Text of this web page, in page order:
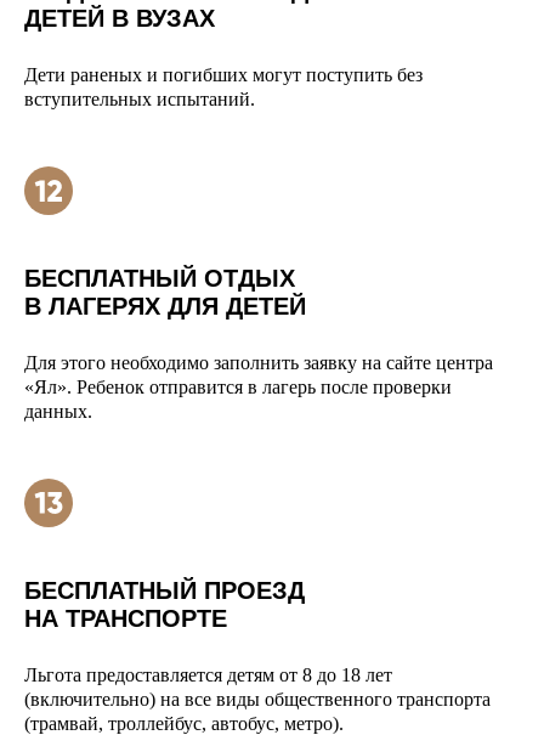
ДЕТЕЙ В ВУЗАХ
Дети раненых и погибших могут поступить без
вступительных испытаний.
БЕСПЛАТНЫЙ ОТДЫХ
В ЛАГЕРЯХ ДЛЯ ДЕТЕЙ
Для этого необходимо заполнить заявку на сайте центра
«Ял». Ребенок отправится в лагерь после проверки
данных.
БЕСПЛАТНЫЙ ПРОЕЗД
НА ТРАНСПОРТЕ
Льгота предоставляется детям от 8 до 18 лет
(включительно) на все виды общественного транспорта
(трамвай, троллейбус, автобус, метро).